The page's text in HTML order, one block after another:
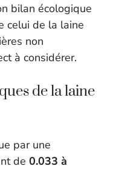
bilan écologique
celui de la laine
non
à considérer.
de la laine
par une
de 0.033 à